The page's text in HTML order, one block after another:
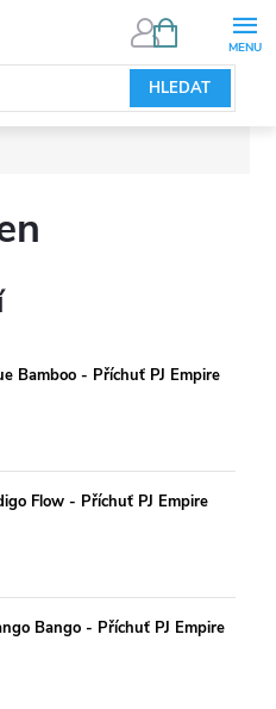
HLEDAT
NÁKUPNÍ
Bamboo - Příchuť PJ Empire
Flow - Příchuť PJ Empire
Bango - Příchuť PJ Empire